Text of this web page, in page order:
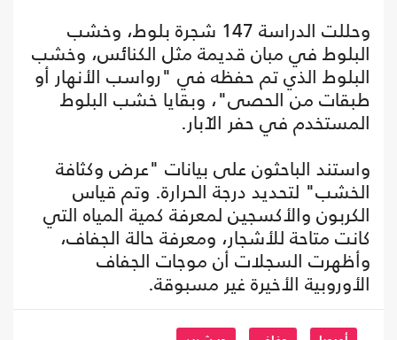
وحللت الدراسة 147 شجرة بلوط، وخشب
البلوط في مبان قديمة مثل الكنائس، وخشب
البلوط الذي تم حفظه في "رواسب الأنهار أو
طبقات من الحصى"، وبقايا خشب البلوط
المستخدم في حفر الآبار.
واستند الباحثون على بيانات "عرض وكثافة
الخشب" لتحديد درجة الحرارة. وتم قياس
الكربون والأكسجين لمعرفة كمية المياه التي
كانت متاحة للأشجار، ومعرفة حالة الجفاف،
وأظهرت السجلات أن موجات الجفاف
الأوروبية الأخيرة غير مسبوقة.